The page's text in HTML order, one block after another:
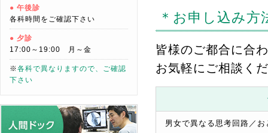
＊お申し込み方
皆様のご都合に合
お気軽にご相談く
男女で異なる思考回路／
● 午後診
各科時間をご確認下さい
● 夕診
17:00～19:00 月～金
※各科で異なりますので、ご確認
下さい